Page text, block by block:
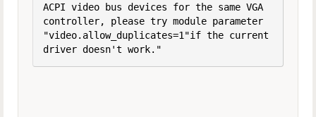
ACPI video bus devices for the same VGA
controller, please try module parameter
"video.allow_duplicates=1"if the current
driver doesn't work."